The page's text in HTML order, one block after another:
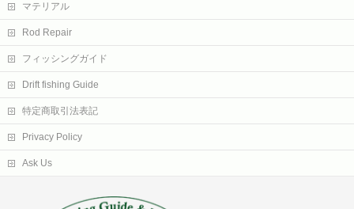
マテリアル
Rod Repair
フィッシングガイド
Drift fishing Guide
特定商取引法表記
Privacy Policy
Ask Us